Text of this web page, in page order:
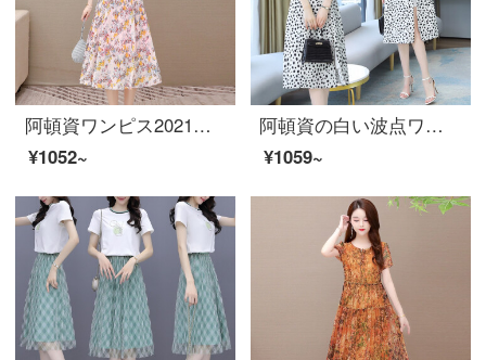
阿頓資ワンピス2021夏新着商品韓国版太いmm気質の大きいサイズの婦人服中年のお母さんは腰が見えて痩せている中、長いタイプのv襟の百着a字のスカート2120ピンクLを入れます。（90-100斤を提案します。）
¥1052~
阿頓資の白い波点ワンピスシフォンは2021年夏に新商品の三亜風ビーチスカートの女性新商品を持っています。セクシーな超仙顕痩せの側面を開いて、海辺で休暇を過ごします。
¥1059~